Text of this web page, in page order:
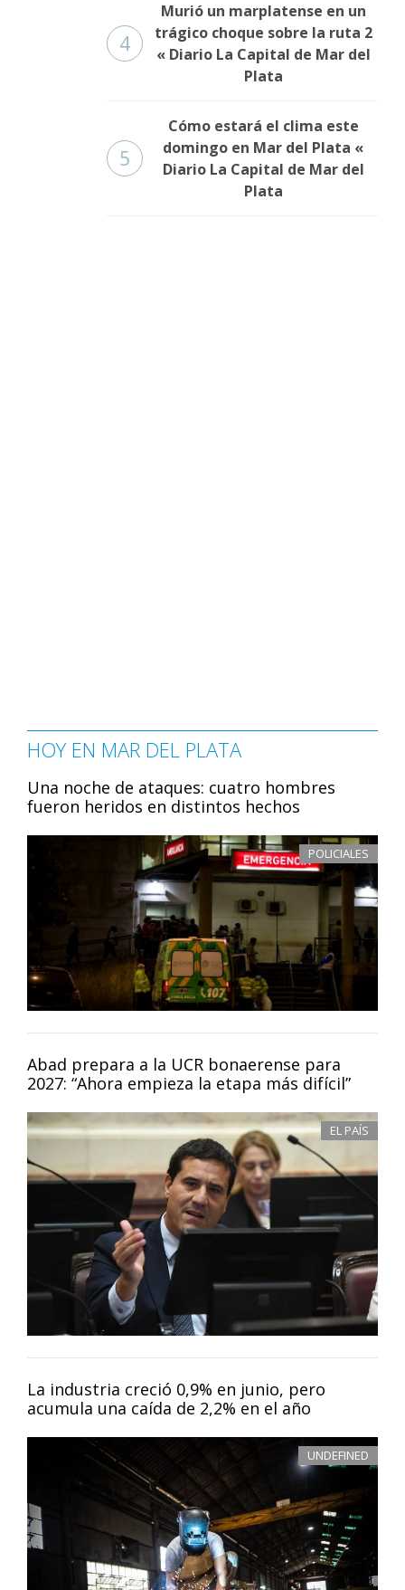
4
Murió un marplatense en un
trágico choque sobre la ruta 2
« Diario La Capital de Mar del
Plata
5
Cómo estará el clima este
domingo en Mar del Plata «
Diario La Capital de Mar del
Plata
HOY EN MAR DEL PLATA
Una noche de ataques: cuatro hombres
fueron heridos en distintos hechos
POLICIALES
Abad prepara a la UCR bonaerense para
2027: “Ahora empieza la etapa más difícil”
EL PAÍS
La industria creció 0,9% en junio, pero
acumula una caída de 2,2% en el año
UNDEFINED